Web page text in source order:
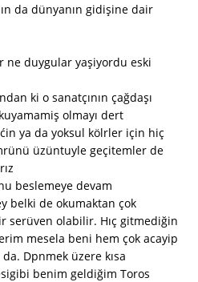
da dünyanın gidişine dair
ne duygular yaşiyordu eski
ki o sanatçının çağdaşı
olmayı dert
ya da yoksul kölrler için hiç
üzüntuyle geçitemler de
beslemeye devam
belki de okumaktan çok
serüven olabilir. Hıç gitmediğin
mesela beni hem çok acayip
Dpnmek üzere kısa
benim geldiğim Toros